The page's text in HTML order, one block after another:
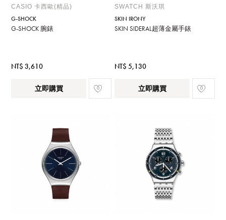
CASIO 卡西歐(精品)
G-SHOCK
G-SHOCK 腕錶
NT$ 3,610
立即購買
SWATCH 斯沃琪
SKIN IRONY
SKIN SIDERAL超薄金屬手錶
NT$ 5,130
立即購買